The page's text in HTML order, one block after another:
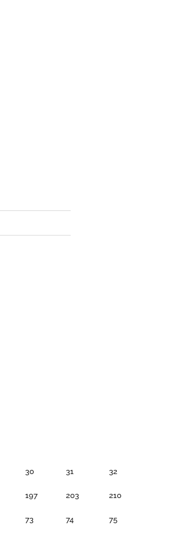
30 31 32
197 203 210
73 74
75